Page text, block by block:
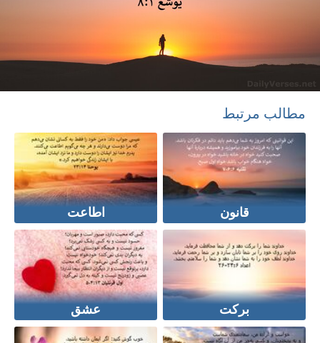
مطالب مرتبط
قانون اطاعت
برکت عشق